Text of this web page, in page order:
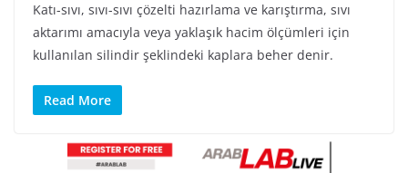
Katı-sıvı, sıvı-sıvı çözelti hazırlama ve karıştırma, sıvı
aktarımı amacıyla veya yaklaşık hacim ölçümleri için
kullanılan silindir şeklindeki kaplara beher denir.
Read More